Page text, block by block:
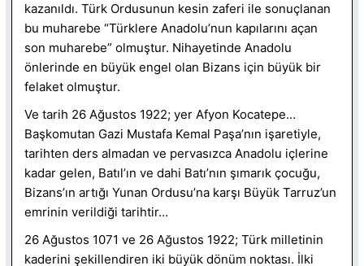
kazanıldı. Türk Ordusunun kesin zaferi ile sonuçlanan
bu muharebe “Türklere Anadolu’nun kapılarını açan
son muharebe” olmuştur. Nihayetinde Anadolu
önlerinde en büyük engel olan Bizans için büyük bir
felaket olmuştur.
Ve tarih 26 Ağustos 1922; yer Afyon Kocatepe…
Başkomutan Gazi Mustafa Kemal Paşa’nın işaretiyle,
tarihten ders almadan ve pervasızca Anadolu içlerine
kadar gelen, Batıl’ın ve dahi Batı’nın şımarık çocuğu,
Bizans’ın artığı Yunan Ordusu’na karşı Büyük Tarruz’un
emrinin verildiği tarihtir…
26 Ağustos 1071 ve 26 Ağustos 1922; Türk milletinin
kaderini şekillendiren iki büyük dönüm noktası. İlki